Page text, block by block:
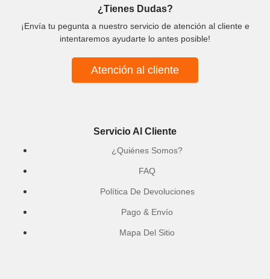
¿Tienes Dudas?
¡Envía tu pegunta a nuestro servicio de atención al cliente e
intentaremos ayudarte lo antes posible!
Atención al cliente
Servicio Al Cliente
¿Quiénes Somos?
FAQ
Política De Devoluciones
Pago & Envío
Mapa Del Sitio